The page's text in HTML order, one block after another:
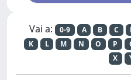
Vai a: 0-9 A B C
K
L M N O P
X